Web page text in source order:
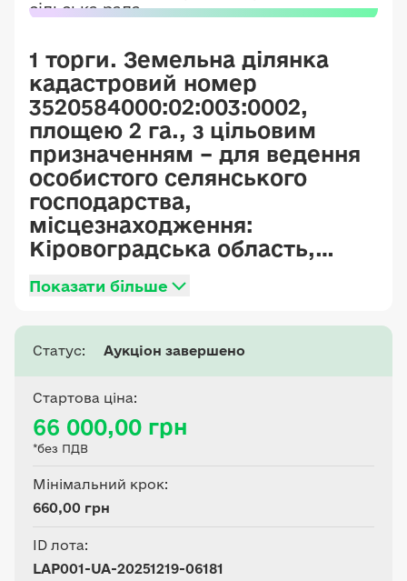
1 торги. Земельна ділянка
кадастровий номер
3520584000:02:003:0002,
площею 2 га., з цільовим
призначенням – для ведення
особистого селянського
господарства,
місцезнаходження:
Кіровоградська область,
Красносільська сільська рада
Показати більше
Статус: Аукціон завершено
Стартова ціна:
66 000,00 грн
*без ПДВ
Мінімальний крок:
660,00 грн
ID лота:
LAP001-UA-20251219-06181